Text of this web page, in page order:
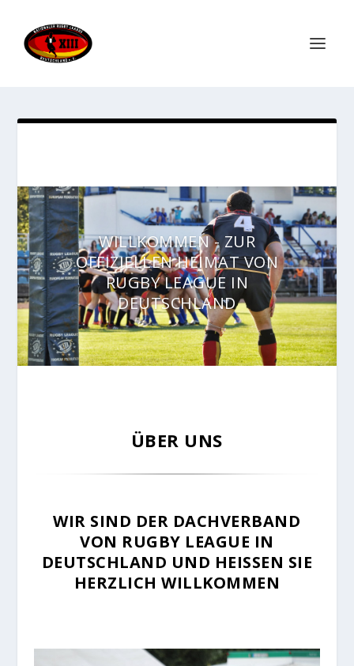
WILLKOMMEN - ZUR
OFFIZIELLEN HEIMAT VON
RUGBY LEAGUE IN
DEUTSCHLAND
ÜBER UNS
WIR SIND DER DACHVERBAND
VON RUGBY LEAGUE IN
DEUTSCHLAND UND HEISSEN SIE H
ERZLICH WILLKOMMEN